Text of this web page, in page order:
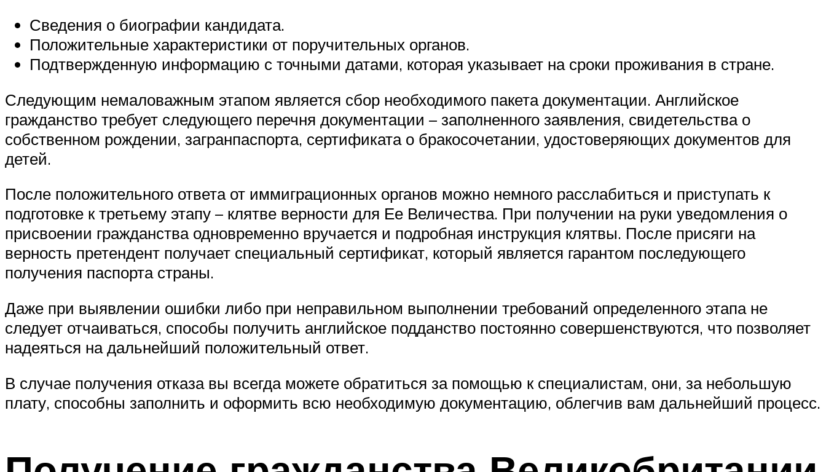
Сведения о биографии кандидата.
Положительные характеристики от поручительных органов.
Подтвержденную информацию с точными датами, которая указывает на сроки проживания в стране.
Следующим немаловажным этапом является сбор необходимого пакета документации. Английское
гражданство требует следующего перечня документации – заполненного заявления, свидетельства о
собственном рождении, загранпаспорта, сертификата о бракосочетании, удостоверяющих документов для
детей.
После положительного ответа от иммиграционных органов можно немного расслабиться и приступать к
подготовке к третьему этапу – клятве верности для Ее Величества. При получении на руки уведомления о
присвоении гражданства одновременно вручается и подробная инструкция клятвы. После присяги на
верность претендент получает специальный сертификат, который является гарантом последующего
получения паспорта страны.
Даже при выявлении ошибки либо при неправильном выполнении требований определенного этапа не
следует отчаиваться, способы получить английское подданство постоянно совершенствуются, что позволяет
надеяться на дальнейший положительный ответ.
В случае получения отказа вы всегда можете обратиться за помощью к специалистам, они, за небольшую
плату, способны заполнить и оформить всю необходимую документацию, облегчив вам дальнейший процесс.